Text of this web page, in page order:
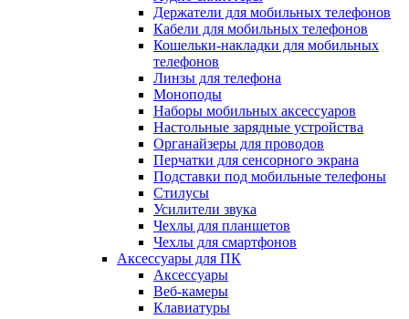
Держатели для мобильных телефонов
Кабели для мобильных телефонов
Кошельки-накладки для мобильных
телефонов
Линзы для телефона
Моноподы
Наборы мобильных аксессуаров
Настольные зарядные устройства
Органайзеры для проводов
Перчатки для сенсорного экрана
Подставки под мобильные телефоны
Стилусы
Усилители звука
Чехлы для планшетов
Чехлы для смартфонов
Аксессуары для ПК
Аксессуары
Веб-камеры
Клавиатуры